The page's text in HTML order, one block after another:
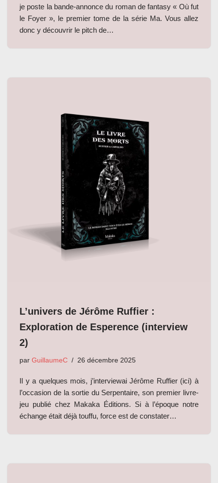
je poste la bande-annonce du roman de fantasy « Où fut
le Foyer », le premier tome de la série Ma. Vous allez
donc y découvrir le pitch de…
L’univers de Jérôme Ruffier :
Exploration de Esperence (interview
2)
par GuillaumeC 26 décembre 2025
Il y a quelques mois, j’interviewai Jérôme Ruffier (ici) à
l’occasion de la sortie du Serpentaire, son premier livre-
jeu publié chez Makaka Éditions. Si à l’époque notre
échange était déjà touffu, force est de constater…